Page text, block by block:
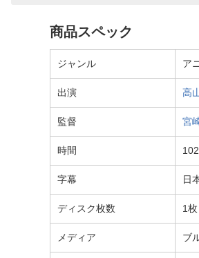
商品スペック
ジャンル ア
出演 高
監督 宮
時間
字幕 日
ディスク枚数 1枚
メディア ブ